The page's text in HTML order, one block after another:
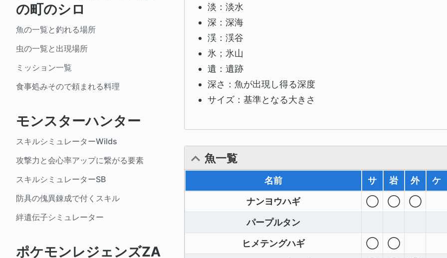
の町のシロ
魚の一覧と釣れる場所
虫の一覧と出現場所
ミッション一覧
食事処みそので頼まれる料理
モンスターハンター
スキルシミュレーターWilds
攻撃力と会心率アップに繋がる要素
スキルシミュレーターSB
防具の傀異錬成で付くスキル
絆遺伝子シミュレーター
ポケモンレジェンズZA
淡：淡水
深：深海
渓：渓谷
氷；氷山
遺：遺跡
深さ：魚が出現し得る深度
サイズ：基準となる大きさ
魚一覧
名前 サ 岩 外
ケ
ナンヨウハギ
◯ ◯
◯
パープルタン
ヒメテングハギ
◯
◯